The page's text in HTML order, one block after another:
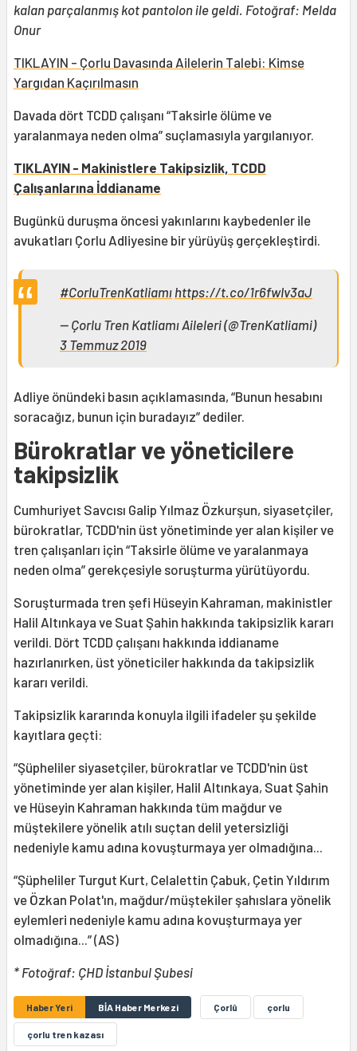
kalan parçalanmış kot pantolon ile geldi. Fotoğraf: Melda
Onur
TIKLAYIN - Çorlu Davasında Ailelerin Talebi: Kimse
Yargıdan Kaçırılmasın
Davada dört TCDD çalışanı “Taksirle ölüme ve
yaralanmaya neden olma” suçlamasıyla yargılanıyor.
TIKLAYIN - Makinistlere Takipsizlik, TCDD
Çalışanlarına İddianame
Bugünkü duruşma öncesi yakınlarını kaybedenler ile
avukatları Çorlu Adliyesine bir yürüyüş gerçekleştirdi.
#CorluTrenKatliamı https://t.co/1r6fwIv3aJ
— Çorlu Tren Katliamı Aileleri (@TrenKatliami)
3 Temmuz 2019
Adliye önündeki basın açıklamasında, “Bunun hesabını
soracağız, bunun için buradayız” dediler.
Bürokratlar ve yöneticilere
takipsizlik
Cumhuriyet Savcısı Galip Yılmaz Özkurşun, siyasetçiler,
bürokratlar, TCDD'nin üst yönetiminde yer alan kişiler ve
tren çalışanları için “Taksirle ölüme ve yaralanmaya
neden olma” gerekçesiyle soruşturma yürütüyordu.
Soruşturmada tren şefi Hüseyin Kahraman, makinistler
Halil Altınkaya ve Suat Şahin hakkında takipsizlik kararı
verildi. Dört TCDD çalışanı hakkında iddianame
hazırlanırken, üst yöneticiler hakkında da takipsizlik
kararı verildi.
Takipsizlik kararında konuyla ilgili ifadeler şu şekilde
kayıtlara geçti:
“Şüpheliler siyasetçiler, bürokratlar ve TCDD'nin üst
yönetiminde yer alan kişiler, Halil Altınkaya, Suat Şahin
ve Hüseyin Kahraman hakkında tüm mağdur ve
müştekilere yönelik atılı suçtan delil yetersizliği
nedeniyle kamu adına kovuşturmaya yer olmadığına...
“Şüpheliler Turgut Kurt, Celalettin Çabuk, Çetin Yıldırım
ve Özkan Polat'ın, mağdur/müştekiler şahıslara yönelik
eylemleri nedeniyle kamu adına kovuşturmaya yer
olmadığına...” (AS)
* Fotoğraf: ÇHD İstanbul Şubesi
Haber Yeri BİA Haber Merkezi Çorlû çorlu
çorlu tren kazası